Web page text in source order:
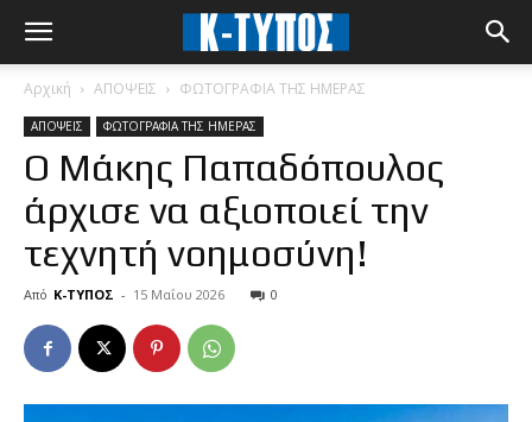
Αρχική ΑΠΟΨΕΙΣ ΦΩΤΟΓΡΑΦΙΑ ΤΗΣ ΗΜΕΡΑΣ
ΑΠΟΨΕΙΣ ΦΩΤΟΓΡΑΦΙΑ ΤΗΣ ΗΜΕΡΑΣ
Ο Μάκης Παπαδόπουλος
άρχισε να αξιοποιεί την
τεχνητή νοημοσύνη!
Από Κ-ΤΥΠΟΣ - 15 Μαΐου 2026 0